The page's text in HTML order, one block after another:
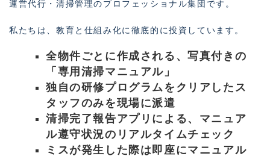
運営代行・清掃管理のプロフェッショナル集団です。
私たちは、教育と仕組み化に徹底的に投資しています。
全物件ごとに作成される、写真付きの
「専用清掃マニュアル」
独自の研修プログラムをクリアしたス
タッフのみを現場に派遣
清掃完了報告アプリによる、マニュア
ル遵守状況のリアルタイムチェック
ミスが発生した際は即座にマニュアル